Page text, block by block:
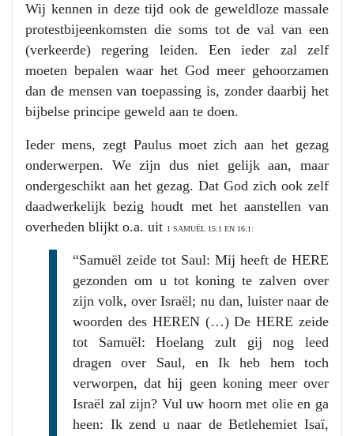
Wij kennen in deze tijd ook de geweldloze massale
protestbijeenkomsten die soms tot de val van een
(verkeerde) regering leiden. Een ieder zal zelf
moeten bepalen waar het God meer gehoorzamen
dan de mensen van toepassing is, zonder daarbij het
bijbelse principe geweld aan te doen.
Ieder mens, zegt Paulus moet zich aan het gezag
onderwerpen. We zijn dus niet gelijk aan, maar
ondergeschikt aan het gezag. Dat God zich ook zelf
daadwerkelijk bezig houdt met het aanstellen van
overheden blijkt o.a. uit 1 SAMUËL 15:1 EN 16:1:
“Samuël zeide tot Saul: Mij heeft de HERE
gezonden om u tot koning te zalven over
zijn volk, over Israël; nu dan, luister naar de
woorden des HEREN (…) De HERE zeide
tot Samuël: Hoelang zult gij nog leed
dragen over Saul, en Ik heb hem toch
verworpen, dat hij geen koning meer over
Israël zal zijn? Vul uw hoorn met olie en ga
heen: Ik zend u naar de Betlehemiet Isaï,